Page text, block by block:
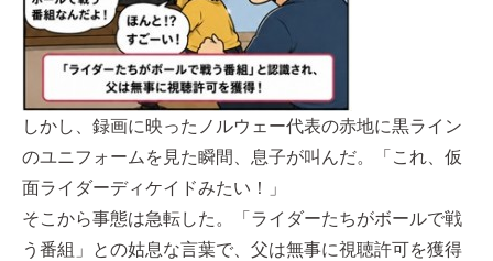
しかし、録画に映ったノルウェー代表の赤地に黒ライン
のユニフォームを見た瞬間、息子が叫んだ。「これ、仮
面ライダーディケイドみたい！」
そこから事態は急転した。「ライダーたちがボールで戦
う番組」との姑息な言葉で、父は無事に視聴許可を獲得